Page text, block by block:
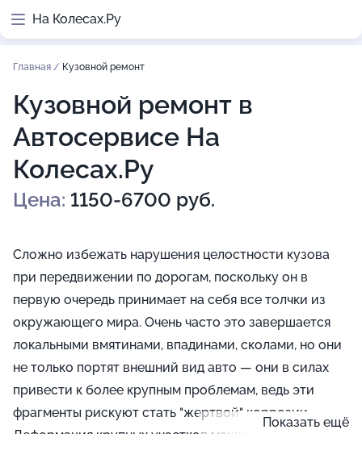
На Колесах.Ру
Главная / Кузовной ремонт
Кузовной ремонт в
Автосервисе На
Колесах.Ру
Цена: 1150-6700 руб.
Сложно избежать нарушения целостности кузова
при передвижении по дорогам, поскольку он в
первую очередь принимает на себя все толчки из
окружающего мира. Очень часто это завершается
локальными вмятинами, впадинами, сколами, но они
не только портят внешний вид авто — они в силах
привести к более крупным проблемам, ведь эти
фрагменты рискуют стать "жертвой" коррозии.
Деформация крупных участков машины, например
Показать ещё